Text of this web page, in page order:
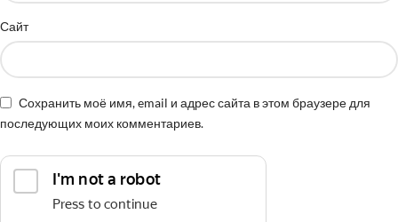
Сайт
Сохранить моё имя, email и адрес сайта в этом браузере для
последующих моих комментариев.